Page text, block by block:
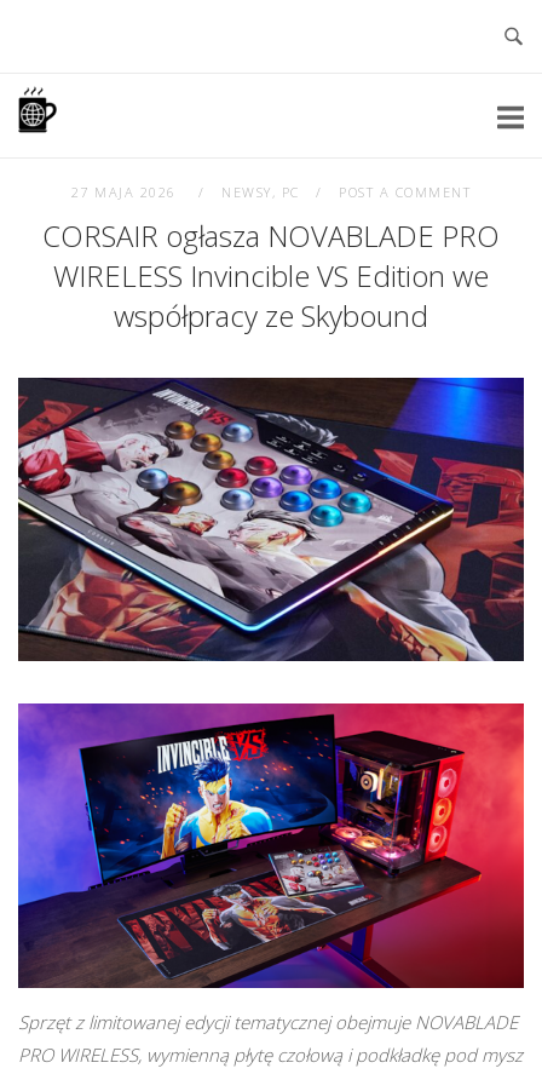
content
Home
27 MAJA 2026 NEWSY , PC POST A COMMENT
CORSAIR ogłasza NOVABLADE PRO
WIRELESS Invincible VS Edition we
współpracy ze Skybound
Sprzęt z limitowanej edycji tematycznej obejmuje NOVABLADE
PRO WIRELESS, wymienną płytę czołową i podkładkę pod mysz